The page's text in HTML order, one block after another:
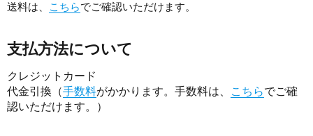
送料は、
こちらでご確認いただけます。
支払方法について
クレジットカード
代金引換（手数料がかかります。手数料は、 こちらでご確
認いただけます。）